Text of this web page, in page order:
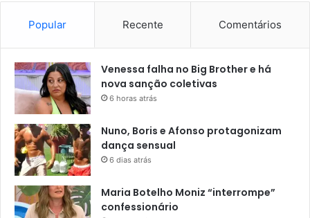
Popular Recente Comentários
Venessa falha no Big Brother e há
nova sanção coletivas
6 horas atrás
Nuno, Boris e Afonso protagonizam
dança sensual
6 dias atrás
Maria Botelho Moniz “interrompe”
confessionário